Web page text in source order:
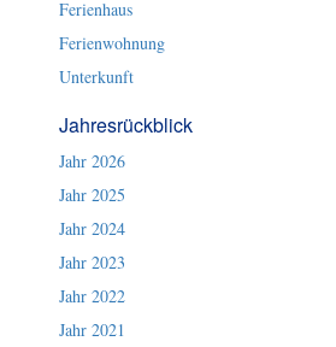
Ferienhaus
Ferienwohnung
Unterkunft
Jahresrückblick
Jahr 2026
Jahr 2025
Jahr 2024
Jahr 2023
Jahr 2022
Jahr 2021